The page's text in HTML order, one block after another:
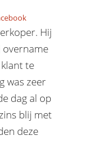
Hij
overname
te
was zeer
dag al op
blij met
deze